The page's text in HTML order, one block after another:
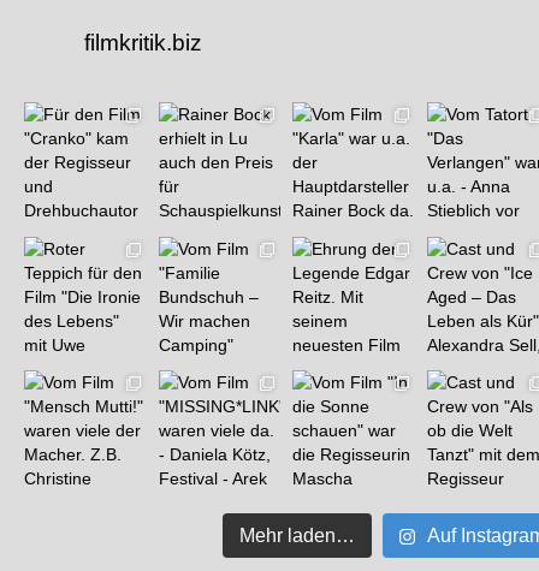
filmkritik.biz
Mehr laden… Auf